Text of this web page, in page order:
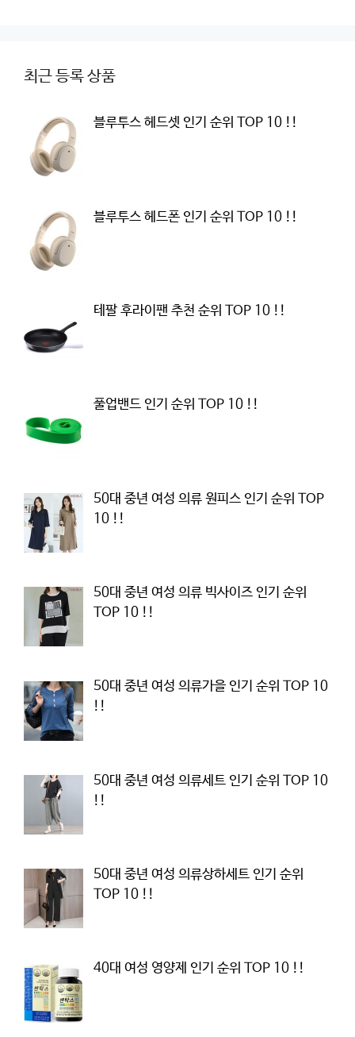
최근 등록 상품
블루투스 헤드셋 인기 순위 TOP 10 !!
블루투스 헤드폰 인기 순위 TOP 10 !!
테팔 후라이팬 추천 순위 TOP 10 !!
풀업밴드 인기 순위 TOP 10 !!
50대 중년 여성 의류 원피스 인기 순위 TOP
10 !!
50대 중년 여성 의류 빅사이즈 인기 순위
TOP 10 !!
50대 중년 여성 의류가을 인기 순위 TOP 10
!!
50대 중년 여성 의류세트 인기 순위 TOP 10
!!
50대 중년 여성 의류상하세트 인기 순위
TOP 10 !!
40대 여성 영양제 인기 순위 TOP 10 !!